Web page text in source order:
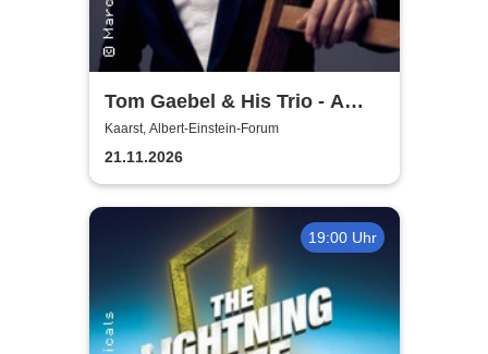
Tom Gaebel & His Trio - A
Swinging Affair
Kaarst, Albert-Einstein-Forum
21.11.2026
19:00 Uhr